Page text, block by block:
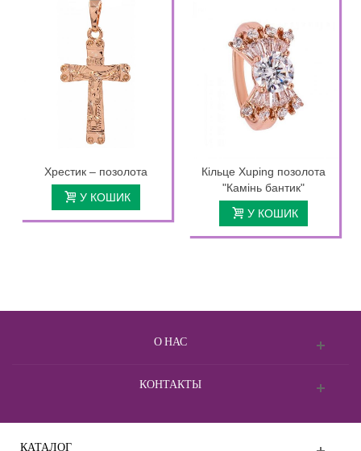
Хрестик – позолота
У КОШИК
Кільце Xuping позолота
"Камінь бантик"
У КОШИК
О НАС
КОНТАКТЫ
КАТАЛОГ